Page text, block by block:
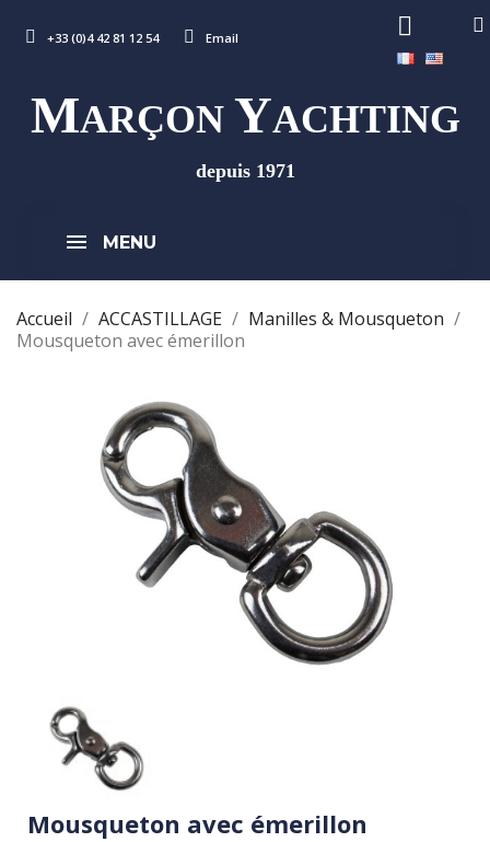
+33 (0)4 42 81 12 54 Email
MARÇON YACHTING
depuis 1971
MENU
Accueil ACCASTILLAGE
Manilles & Mousqueton
Mousqueton avec émerillon
Mousqueton avec émerillon